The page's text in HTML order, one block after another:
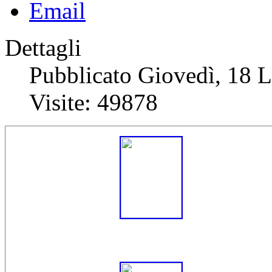
Dettagli
Pubblicato Giovedì, 18
Visite: 49878